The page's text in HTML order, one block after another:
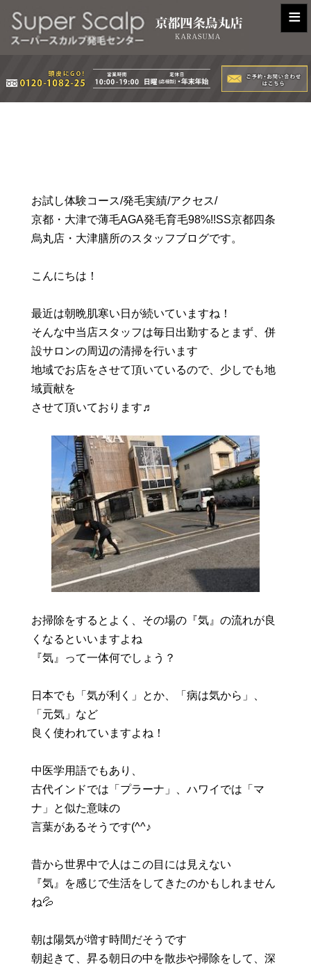
≡
お試し体験コース/発毛実績/アクセス/
京都・大津で薄毛AGA発毛育毛98%!!SS京都四条
烏丸店・大津膳所のスタッフブログです。
こんにちは！
最近は朝晩肌寒い日が続いていますね！
そんな中当店スタッフは毎日出勤するとまず、併
設サロンの周辺の清掃を行います
地域でお店をさせて頂いているので、少しでも地
域貢献を
させて頂いております♬
お掃除をするとよく、その場の『気』の流れが良
くなるといいますよね
『気』って一体何でしょう？
日本でも「気が利く」とか、「病は気から」、
「元気」など
良く使われていますよね！
中医学用語でもあり、
古代インドでは「プラーナ」、ハワイでは「マ
ナ」と似た意味の
言葉があるそうです(^^♪
昔から世界中で人はこの目には見えない
『気』を感じで生活をしてきたのかもしれません
ね💦
朝は陽気が増す時間だそうです
朝起きて、昇る朝日の中を散歩や掃除をして、深